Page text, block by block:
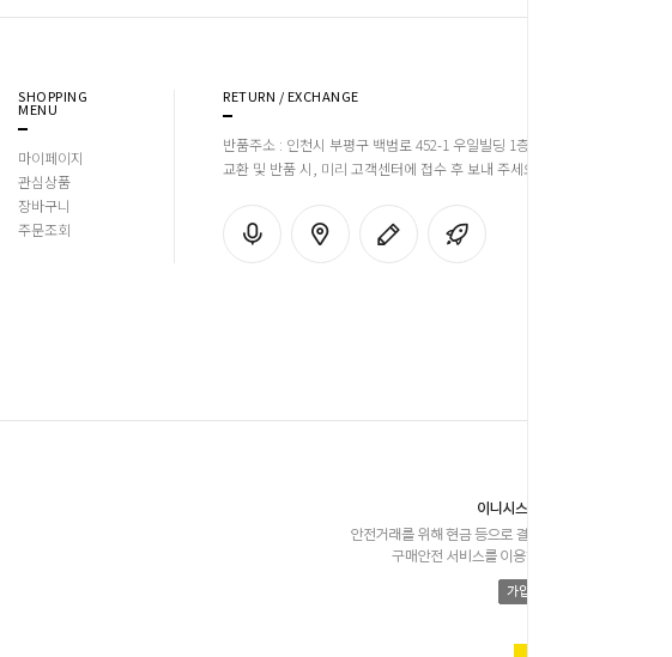
SHOPPING
MENU
마이페이지
관심상품
장바구니
주문조회
RETURN / EXCHANGE
반품주소 : 인천시 부평구 백범로 452-1 우일빌딩 1층 장판천국
교환 및 반품 시, 미리 고객센터에 접수 후 보내 주세요!